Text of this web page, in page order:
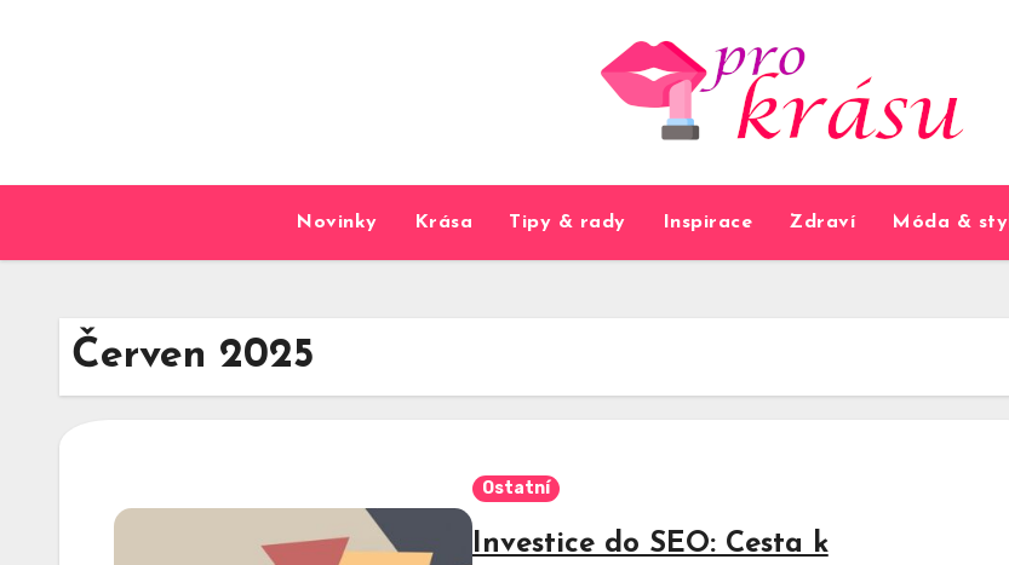
Novinky Krása Tipy & rady Inspirace Zdraví Móda & styl
Červen 2025
Ostatní
Investice do SEO: Cesta k